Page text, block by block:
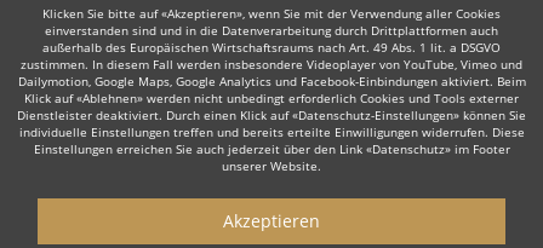
Klicken Sie bitte auf «Akzeptieren», wenn Sie mit der Verwendung aller Cookies
einverstanden sind und in die Datenverarbeitung durch Drittplattformen auch
außerhalb des Europäischen Wirtschaftsraums nach Art. 49 Abs. 1 lit. a DSGVO
zustimmen. In diesem Fall werden insbesondere Videoplayer von YouTube, Vimeo und
Dailymotion, Google Maps, Google Analytics und Facebook-Einbindungen aktiviert. Beim
Klick auf «Ablehnen» werden nicht unbedingt erforderlich Cookies und Tools externer
Dienstleister deaktiviert. Durch einen Klick auf «Datenschutz-Einstellungen» können Sie
individuelle Einstellungen treffen und bereits erteilte Einwilligungen widerrufen. Diese
Einstellungen erreichen Sie auch jederzeit über den Link «Datenschutz» im Footer
unserer Website.
Akzeptieren